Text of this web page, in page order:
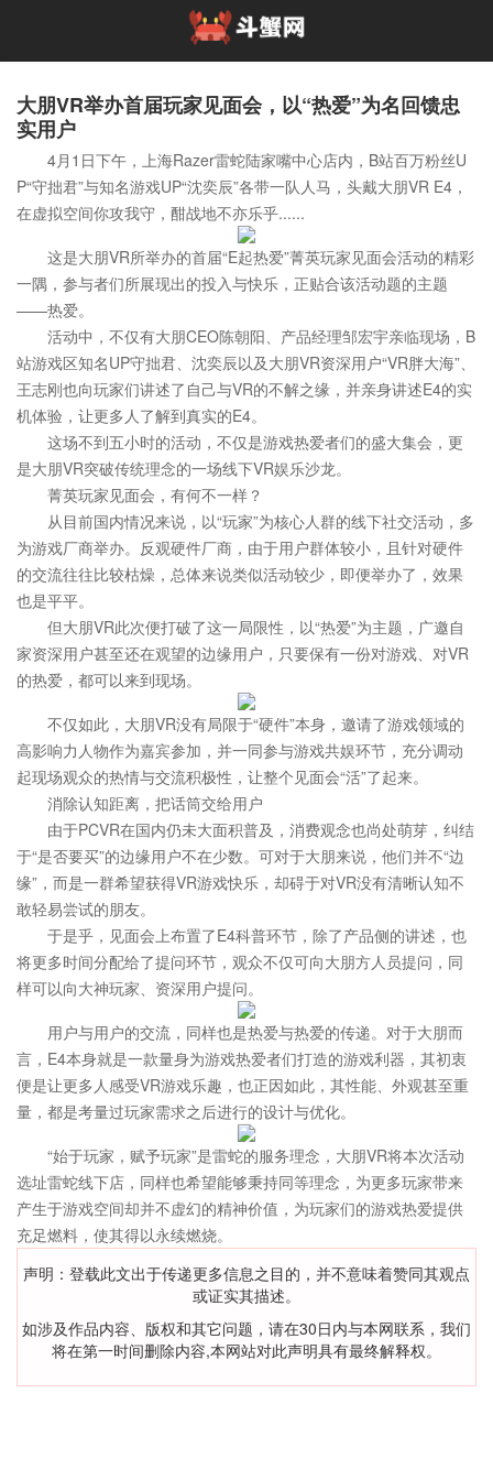
大朋VR举办首届玩家见面会，以“热爱”为名回馈忠
实用户
4月1日下午，上海Razer雷蛇陆家嘴中心店内，B站百万粉丝U
P“守拙君”与知名游戏UP“沈奕辰”各带一队人马，头戴大朋VR E4，
在虚拟空间你攻我守，酣战地不亦乐乎......
这是大朋VR所举办的首届“E起热爱”菁英玩家见面会活动的精彩
一隅，参与者们所展现出的投入与快乐，正贴合该活动题的主题
——热爱。
活动中，不仅有大朋CEO陈朝阳、产品经理邹宏宇亲临现场，B
站游戏区知名UP守拙君、沈奕辰以及大朋VR资深用户“VR胖大海”、
王志刚也向玩家们讲述了自己与VR的不解之缘，并亲身讲述E4的实
机体验，让更多人了解到真实的E4。
这场不到五小时的活动，不仅是游戏热爱者们的盛大集会，更
是大朋VR突破传统理念的一场线下VR娱乐沙龙。
菁英玩家见面会，有何不一样？
从目前国内情况来说，以“玩家”为核心人群的线下社交活动，多
为游戏厂商举办。反观硬件厂商，由于用户群体较小，且针对硬件
的交流往往比较枯燥，总体来说类似活动较少，即便举办了，效果
也是平平。
但大朋VR此次便打破了这一局限性，以“热爱”为主题，广邀自
家资深用户甚至还在观望的边缘用户，只要保有一份对游戏、对VR
的热爱，都可以来到现场。
不仅如此，大朋VR没有局限于“硬件”本身，邀请了游戏领域的
高影响力人物作为嘉宾参加，并一同参与游戏共娱环节，充分调动
起现场观众的热情与交流积极性，让整个见面会“活”了起来。
消除认知距离，把话筒交给用户
由于PCVR在国内仍未大面积普及，消费观念也尚处萌芽，纠结
于“是否要买”的边缘用户不在少数。可对于大朋来说，他们并不“边
缘”，而是一群希望获得VR游戏快乐，却碍于对VR没有清晰认知不
敢轻易尝试的朋友。
于是乎，见面会上布置了E4科普环节，除了产品侧的讲述，也
将更多时间分配给了提问环节，观众不仅可向大朋方人员提问，同
样可以向大神玩家、资深用户提问。
用户与用户的交流，同样也是热爱与热爱的传递。对于大朋而
言，E4本身就是一款量身为游戏热爱者们打造的游戏利器，其初衷
便是让更多人感受VR游戏乐趣，也正因如此，其性能、外观甚至重
量，都是考量过玩家需求之后进行的设计与优化。
“始于玩家，赋予玩家”是雷蛇的服务理念，大朋VR将本次活动
选址雷蛇线下店，同样也希望能够秉持同等理念，为更多玩家带来
产生于游戏空间却并不虚幻的精神价值，为玩家们的游戏热爱提供
充足燃料，使其得以永续燃烧。
声明：登载此文出于传递更多信息之目的，并不意味着赞同其观点
或证实其描述。
如涉及作品内容、版权和其它问题，请在30日内与本网联系，我们
将在第一时间删除内容,本网站对此声明具有最终解释权。